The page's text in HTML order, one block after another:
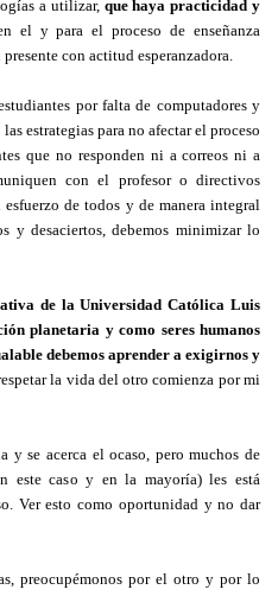
a utilizar, que haya practicidad y
el y para el proceso de enseñanza
con actitud esperanzadora.
por falta de computadores y
estrategias para no afectar el proceso
que no responden ni a correos ni a
con el profesor o directivos
de todos y de manera integral
y desaciertos, debemos minimizar lo
de la Universidad Católica Luis
planetaria y como seres humanos
debemos aprender a exigirnos y
la vida del otro comienza por mi
y se acerca el ocaso, pero muchos de
este caso y en la mayoría) les está
Ver esto como oportunidad y no dar
preocupémonos por el otro y por lo